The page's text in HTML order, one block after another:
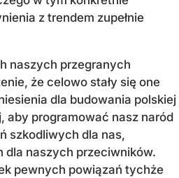
z trendem zupełnie
naszych przegranych
że celowo stały się one
dla budowania polskiej
aby programować nasz naród
szkodliwych dla nas,
dla naszych przeciwników.
pewnych powiązań tychże